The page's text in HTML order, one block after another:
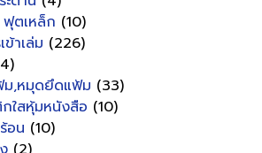
ฟุตเหล็ก (10)
าเล่ม (226)
,หมุดยึดแฟ้ม (33)
ใสหุ้มหนังสือ (10)
อน (10)